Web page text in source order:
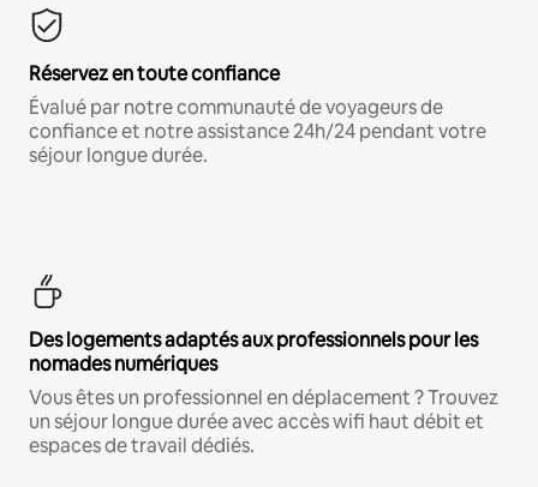
Réservez en toute confiance
Évalué par notre communauté de voyageurs de
confiance et notre assistance 24h/24 pendant votre
séjour longue durée.
Des logements adaptés aux professionnels pour les
nomades numériques
Vous êtes un professionnel en déplacement ? Trouvez
un séjour longue durée avec accès wifi haut débit et
espaces de travail dédiés.